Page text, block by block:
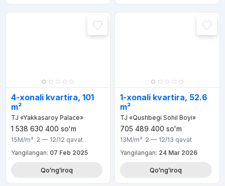
4-xonali kvartira, 101
m²
TJ «Yakkasaroy Palace»
1 538 630 400 soʻm
15M/m² 2 — 12/12 qavat
Yangilangan: 07 Feb 2025
Qoʻngʻiroq
1-xonali kvartira, 52.6
m²
TJ «Qushbegi Sohil Boyi»
705 489 400 soʻm
13M/m² 2 — 12/13 qavat
Yangilangan: 24 Mar 2026
Qoʻngʻiroq